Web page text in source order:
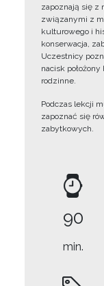
zapoznają się z
związanymi z
kulturowego i
konserwacja,
Uczestnicy
nacisk
rodzinne.
Podczas lekcji
zapoznać się
zabytkowych.
90
min.